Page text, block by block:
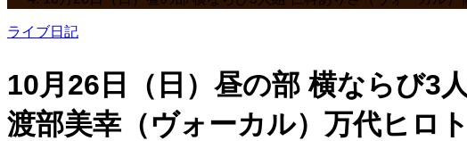
ライブ日記
10月26日（日）昼の部 横ならび3
渡部美幸（ヴォーカル）万代ヒロ